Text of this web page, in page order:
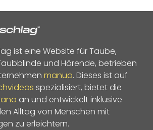
ist eine Website für Taube,
und Hörende, betrieben
manua. Dieses ist auf
spezialisiert, bietet die
an und entwickelt inklusive
Alltag von Menschen mit
zu erleichtern.